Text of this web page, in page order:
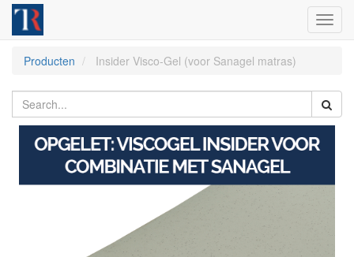
Producten
Insider Visco-Gel (voor Sanagel matras)